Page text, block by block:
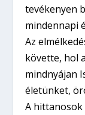
tevékenyen
mindennapi
Az
követte, hol
mindnyájan
életünket,
A hittanosok